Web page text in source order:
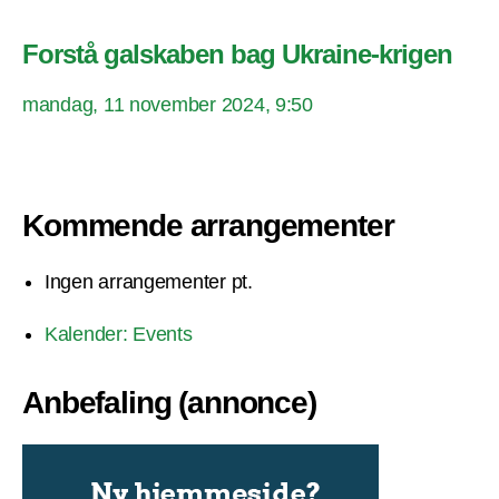
Forstå galskaben bag Ukraine-krigen
mandag, 11 november 2024, 9:50
Kommende arrangementer
Ingen arrangementer pt.
Kalender: Events
Anbefaling (annonce)